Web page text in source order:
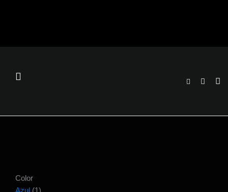
Color
Azul (1)